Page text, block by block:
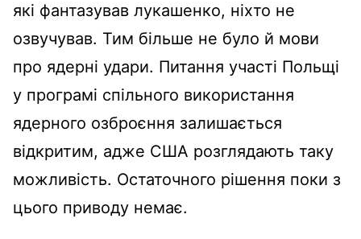
які фантазував лукашенко, ніхто не
озвучував. Тим більше не було й мови
про ядерні удари. Питання участі Польщі
у програмі спільного використання
ядерного озброєння залишається
відкритим, адже США розглядають таку
можливість. Остаточного рішення поки з
цього приводу немає.